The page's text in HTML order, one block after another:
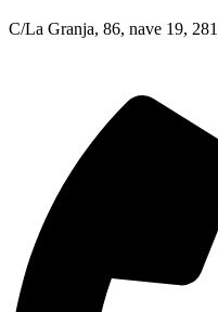
C/La Granja, 86, nave 19,